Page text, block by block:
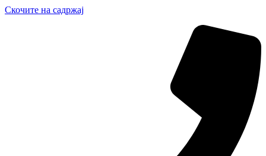
Скочите на садржај